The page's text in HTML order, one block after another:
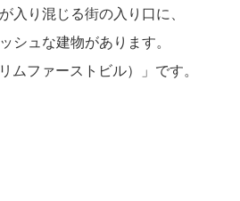
入り混じる街の入り口に、
シュな建物があります。
ムファーストビル）」です。